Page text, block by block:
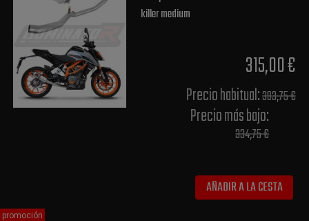
killer medium
315,00 €
Precio habitual​:393,75 €
Precio más bajo​:
334,75 €
AÑADIR A LA CESTA
promoción